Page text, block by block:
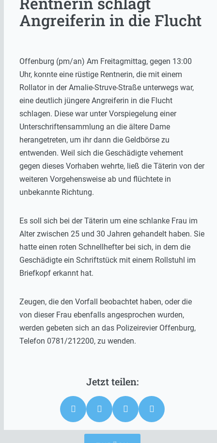
Angreiferin in die Flucht
Offenburg (pm/an) Am Freitagmittag, gegen 13:00
Uhr, konnte eine rüstige Rentnerin, die mit einem
Rollator in der Amalie-Struve-Straße unterwegs war,
eine deutlich jüngere Angreiferin in die Flucht
schlagen. Diese war unter Vorspiegelung einer
Unterschriftensammlung an die ältere Dame
herangetreten, um ihr dann die Geldbörse zu
entwenden. Weil sich die Geschädigte vehement
gegen dieses Vorhaben wehrte, ließ die Täterin von der
weiteren Vorgehensweise ab und flüchtete in
unbekannte Richtung.
Es soll sich bei der Täterin um eine schlanke Frau im
Alter zwischen 25 und 30 Jahren gehandelt haben. Sie
hatte einen roten Schnellhefter bei sich, in dem die
Geschädigte ein Schriftstück mit einem Rollstuhl im
Briefkopf erkannt hat.
Zeugen, die den Vorfall beobachtet haben, oder die
von dieser Frau ebenfalls angesprochen wurden,
werden gebeten sich an das Polizeirevier Offenburg,
Telefon 0781/212200, zu wenden.